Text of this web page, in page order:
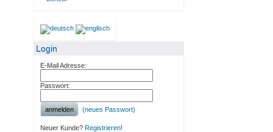
Login
E-Mail Adresse:
Passwort:
anmelden (neues Passwort)
Neuer Kunde? Registrieren!